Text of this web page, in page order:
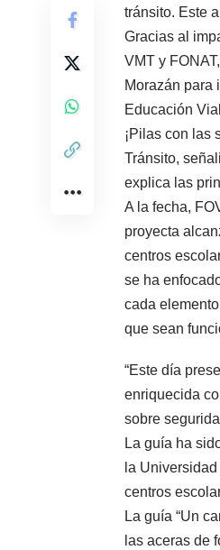
tránsito. Este
Gracias al
VMT y
Morazán para
Educación
¡Pilas con las
Tránsito,
explica las
A la fecha,
proyecta
centros
se ha
cada
que sean
“Este día
enriquecida
sobre
La guía ha
la
centros
La guía “Un
las aceras de